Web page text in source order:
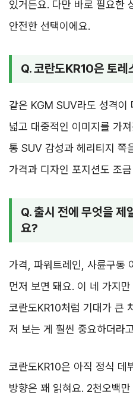
있거든요. 다만 바로 필요한
안전한 선택이에요.
Q. 코란도KR10은 토레
같은 KGM SUV라도 성격이
넓고 대중적인 이미지를 가
통 SUV 감성과 헤리티지 쪽
가격과 디자인 포지션도 조
Q. 출시 전에 무엇을 제
요?
가격, 파워트레인, 사륜구동
먼저 보면 돼요. 이 네 가지
코란도KR10처럼 기대가 큰
저 보는 게 훨씬 중요하더라
코란도KR10은 아직 정식 데
방향은 꽤 읽혀요. 2천오백